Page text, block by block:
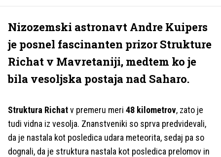
Nizozemski astronavt Andre Kuipers
je posnel fascinanten prizor Strukture
Richat v Mavretaniji, medtem ko je
bila vesoljska postaja nad Saharo.
Struktura Richatv premeru meri 48 kilometrov, zato je
tudi vidna iz vesolja. Znanstveniki so sprva predvidevali,
da je nastala kot posledica udara meteorita, sedaj pa so
dognali, da je struktura nastala kot posledica prelomov in